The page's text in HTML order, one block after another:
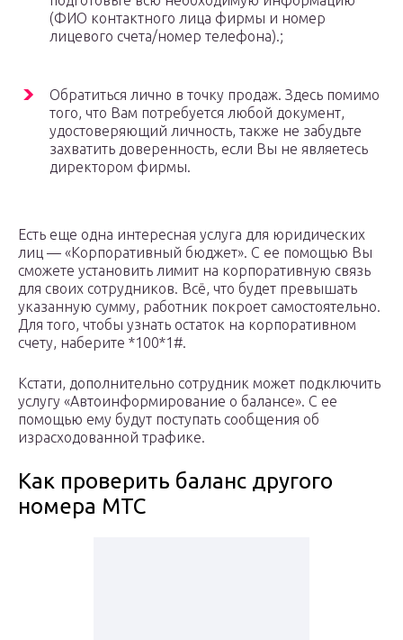
(ФИО контактного лица фирмы и номер
лицевого счета/номер телефона).;
Обратиться лично в точку продаж. Здесь помимо
того, что Вам потребуется любой документ,
удостоверяющий личность, также не забудьте
захватить доверенность, если Вы не являетесь
директором фирмы.
Есть еще одна интересная услуга для юридических
лиц — «Корпоративный бюджет». С ее помощью Вы
сможете установить лимит на корпоративную связь
для своих сотрудников. Всё, что будет превышать
указанную сумму, работник покроет самостоятельно.
Для того, чтобы узнать остаток на корпоративном
счету, наберите *100*1#.
Кстати, дополнительно сотрудник может подключить
услугу «Автоинформирование о балансе». С ее
помощью ему будут поступать сообщения об
израсходованной трафике.
Как проверить баланс другого
номера МТС